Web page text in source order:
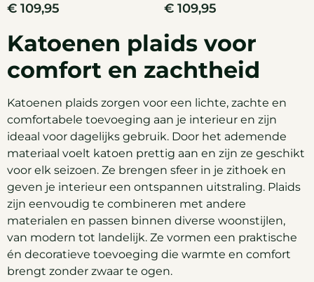
€ 109,95
€ 109,95
Katoenen plaids voor
comfort en zachtheid
Katoenen plaids zorgen voor een lichte, zachte en
comfortabele toevoeging aan je interieur en zijn
ideaal voor dagelijks gebruik. Door het ademende
materiaal voelt katoen prettig aan en zijn ze geschikt
voor elk seizoen. Ze brengen sfeer in je zithoek en
geven je interieur een ontspannen uitstraling. Plaids
zijn eenvoudig te combineren met andere
materialen en passen binnen diverse woonstijlen,
van modern tot landelijk. Ze vormen een praktische
én decoratieve toevoeging die warmte en comfort
brengt zonder zwaar te ogen.